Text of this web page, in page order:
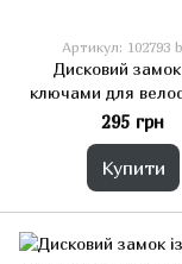
Артикул: 102793
Дисковий замок
ключами для
мотоцикла,
електросамоката
кольору
295 грн
Купити